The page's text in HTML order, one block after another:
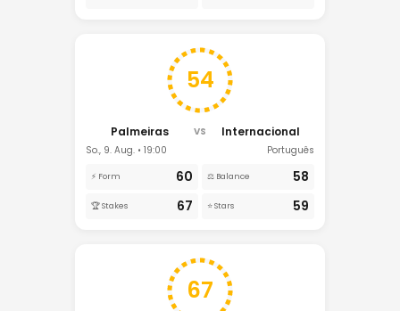
54
Palmeiras VS Internacional
So., 9. Aug. • 19:00 Português
⚡ Form 60 ⚖️ Balance 58
🏆 Stakes 67 ⭐ Stars 59
67